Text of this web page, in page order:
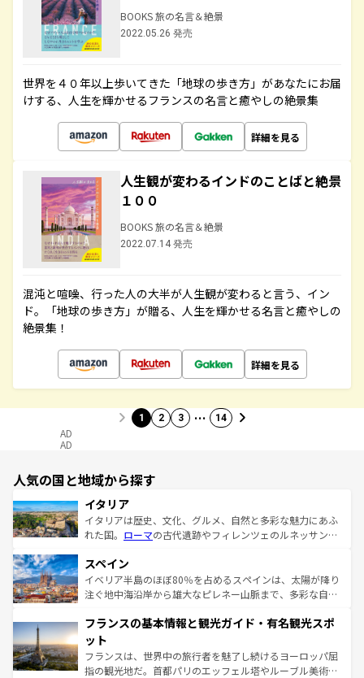
BOOKS 旅の名言＆絶景
2022.05.26 発売
世界を４０年以上歩いてきた「地球の歩き方」があなたにお届
けする、人生を輝かせるフランスの名言と癒やしの絶景集
詳細を見る
人生観が変わるインドのことばと絶景
１００
BOOKS 旅の名言＆絶景
2022.07.14 発売
混沌と喧噪、行った人の大半が人生観が変わると言う、イン
ド。「地球の歩き方」が贈る、人生を輝かせる名言と癒やしの
絶景集！
詳細を見る
1 2 3 … 14
AD
AD
人気の国と地域から探す
イタリア
イタリアは歴史、文化、グルメ、自然と多彩な魅力にあふ
れた国。 ローマの古代遺跡やフィレンツェのルネッサンス
ろん、トスカーナの美しい田園風景やアマルフィ海岸の絶
景など、自然景観も見逃せない。観光の合間には、本場の
ピザやパスタなど、絶品のイタリア料理を堪能することも
ませてくれるイタリアで、忘れられない旅をしてみよう！
なお、新着のイタリア情報は
しい。
スペイン
イベリア半島のほぼ80％を占めるスペインは、太陽が降り
注ぐ地中海沿岸から雄大なピレネー山脈まで、多彩な自然
文化が根付くこの国では、情熱的なフラメンコ、熱気あふ
れる闘牛、そして美味しいタパスが生活の一部となってい
る。首都マドリードの洗練された雰囲気や、バルセロナの
アートに溢れた街角から、地方では古代ローマ遺跡や中世
フランスの基本情報と観光ガイド・有名観光スポ
ット
フランスは、世界中の旅行者を魅了し続けるヨーロッパ屈
指の観光地だ。首都パリのエッフェル塔やルーブル美術館